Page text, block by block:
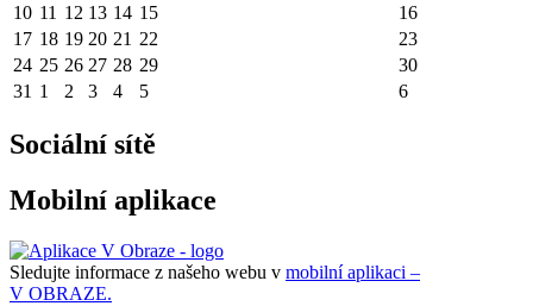
10 11 12 13 14 15
16
17 18 19 20 21 22
23
24 25 26 27 28 29
30
31 1 2 3 4 5 6
Sociální sítě
Mobilní aplikace
Sledujte informace z našeho webu v mobilní aplikaci –
V OBRAZE.